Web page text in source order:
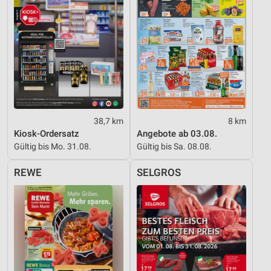
38,7 km
Kiosk-Ordersatz
Gültig bis Mo. 31.08.
8 km
Angebote ab 03.08.
Gültig bis Sa. 08.08.
REWE SELGROS
Verwendung reduzierter Daten zur Auswahl von
Inhalten
IAB-Besonderheiten:
Verwendung genauer Standortdaten
Geräte anhand von aktiv angeforderten
Informationen identifizieren
Notwendig
Werbung